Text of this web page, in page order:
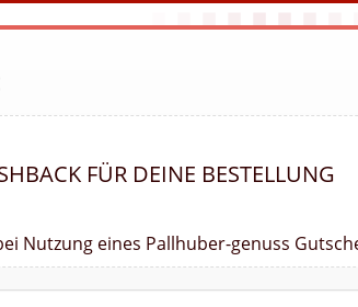
FÜR DEINE BESTELLUNG
Nutzung eines Pallhuber-genuss